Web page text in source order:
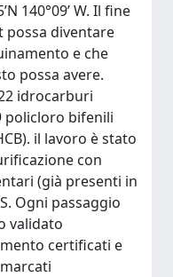
140°09’ W. Il fine
possa diventare
e che
possa avere.
idrocarburi
policloro bifenili
il lavoro è stato
con
(già presenti in
Ogni passaggio
validato
certificati e